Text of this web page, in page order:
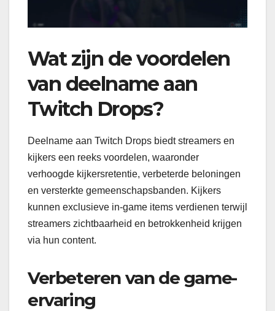
Wat zijn de voordelen
van deelname aan
Twitch Drops?
Deelname aan Twitch Drops biedt streamers en
kijkers een reeks voordelen, waaronder
verhoogde kijkersretentie, verbeterde beloningen
en versterkte gemeenschapsbanden. Kijkers
kunnen exclusieve in-game items verdienen terwijl
streamers zichtbaarheid en betrokkenheid krijgen
via hun content.
Verbeteren van de game-
ervaring